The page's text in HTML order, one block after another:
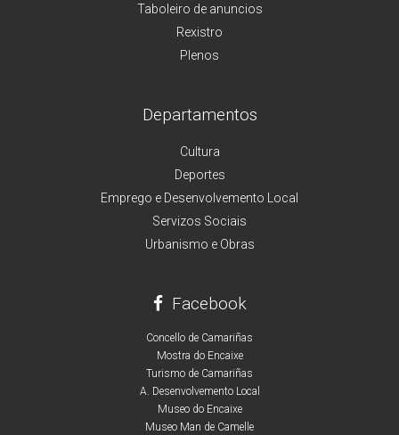
Taboleiro de anuncios
Rexistro
Plenos
Departamentos
Cultura
Deportes
Emprego e Desenvolvemento Local
Servizos Sociais
Urbanismo e Obras
Facebook
Concello de Camariñas
Mostra do Encaixe
Turismo de Camariñas
A. Desenvolvemento Local
Museo do Encaixe
Museo Man de Camelle